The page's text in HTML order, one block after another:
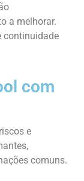
a melhorar.
continuidade
com
e
comuns.